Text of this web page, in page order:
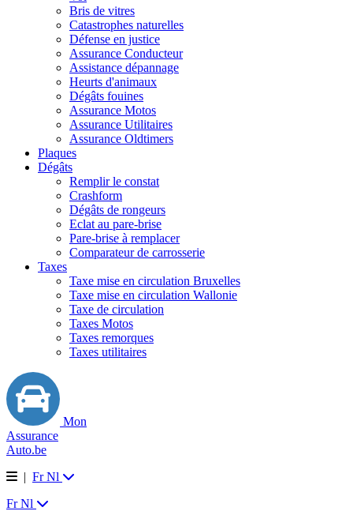
Bris de vitres
Catastrophes naturelles
Défense en justice
Assurance Conducteur
Assistance dépannage
Heurts d'animaux
Dégâts fouines
Assurance Motos
Assurance Utilitaires
Assurance Oldtimers
Plaques
Dégâts
Remplir le constat
Crashform
Dégâts de rongeurs
Eclat au pare-brise
Pare-brise à remplacer
Comparateur de carrosserie
Taxes
Taxe mise en circulation Bruxelles
Taxe mise en circulation Wallonie
Taxe de circulation
Taxes Motos
Taxes remorques
Taxes utilitaires
Mon
Assurance
Auto.be
| Fr Nl
Fr Nl